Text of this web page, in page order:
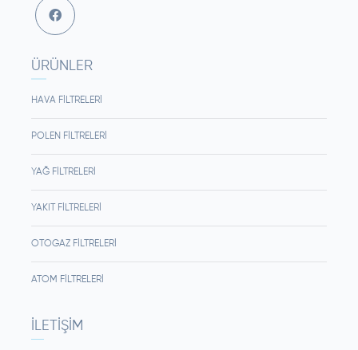
ÜRÜNLER
HAVA FILTRELERI
POLEN FILTRELERI
YAĞ FILTRELERI
YAKIT FILTRELERI
OTOGAZ FILTRELERI
ATOM FILTRELERI
İLETIŞIM